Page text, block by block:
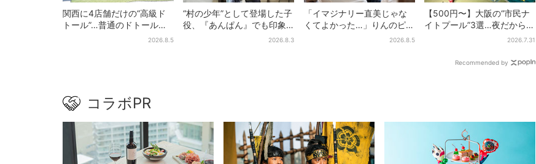
関西に4店舗だけの“高級ド
トール”…普通のドトール
と、何が違う？コーヒーは
2026.8.5
“村の少年”として登場した子
役、『あんぱん』でも印象
的だった…視聴者驚き「どう
2026.8.3
「イマジナリー直美じゃな
くてよかった…」りんのピン
チに駆けつける直美、ベス
2026.8.5
【500円〜】大阪の“市民ナ
イトプール”3選…夜だから涼
2026.7.31
Recommended by
コラボPR